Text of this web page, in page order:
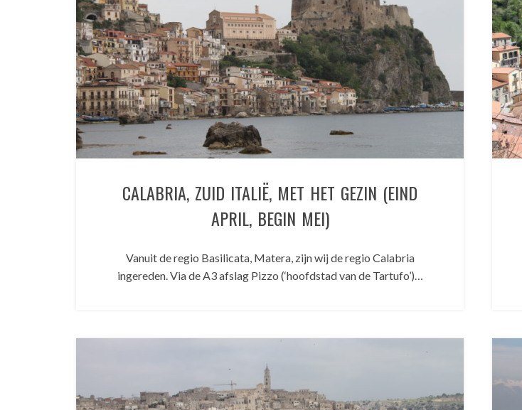
CALABRIA, ZUID ITALIË, MET HET GEZIN (EIND
APRIL, BEGIN MEI)
Vanuit de regio Basilicata, Matera, zijn wij de regio Calabria
ingereden. Via de A3 afslag Pizzo (‘hoofdstad van de Tartufo’)…